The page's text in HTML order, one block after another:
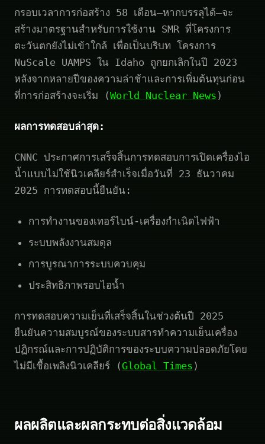
กรอบเวลาการก่อสร้าง 58 เดือน—หากบรรลุได้—จะ
สร้างมาตรฐานสำหรับการใช้งาน SMR ที่โครงการ
ตะวันตกยังไม่เข้าใกล้ เพื่อเป็นบริบท โครงการ
NuScale UAMPS ใน Idaho ถูกยกเลิกในปี 2023
หลังจากหลายปีของความล่าช้าและการเพิ่มต้นทุนก่อน
ที่การก่อสร้างจะเริ่ม (World Nuclear News )
ผลการทดสอบล่าสุด:
CNNC ประกาศการเสร็จสิ้นการทดสอบการเปิดเครื่องไอ
น้ำแบบไม่ใช้นิวเคลียร์สำเร็จเมื่อวันที่ 23 ธันวาคม
2025 การทดสอบนี้ยืนยัน:
การทำงานของเทอร์ไบน์-เครื่องกำเนิดไฟฟ้า
ระบบพลังงานสมดุล
การบูรณาการระบบควบคุม
ประสิทธิภาพรอบไอน้ำ
การทดสอบความเย็นที่เสร็จสิ้นในช่วงต้นปี 2025
ยืนยันความสมบูรณ์ของระบบสารทำความเย็นเครื่อง
ปฏิกรณ์และการปฏิบัติการของระบบความปลอดภัยโดย
ไม่มีเชื้อเพลิงนิวเคลียร์ (Global Times )
ผลผลิตและผลกระทบต่อสิ่งแวดล้อม